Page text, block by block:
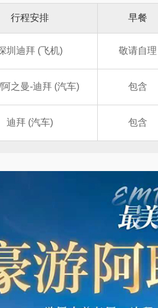
行程安排 早餐
圳迪拜 (飞机) 敬请自理
之曼-迪拜 (汽车) 包含
迪拜 (汽车) 包含